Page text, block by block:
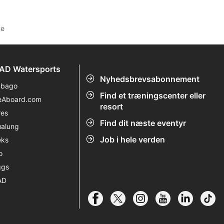
Nyhedsbrevsabonnement
Find et træningscenter eller
resort
Find dit næste eventyr
Job i hele verden
Watersports